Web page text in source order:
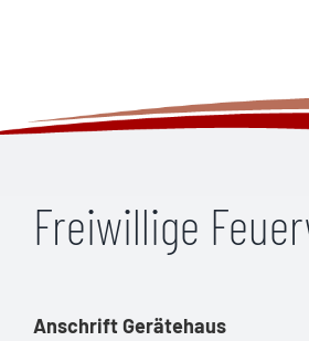
Freiwillige
Anschrift Gerätehaus